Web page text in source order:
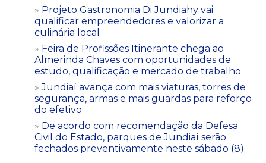
Projeto Gastronomia Di Jundiahy vai
qualificar empreendedores e valorizar a
culinária local
Feira de Profissões Itinerante chega ao
Almerinda Chaves com oportunidades de
estudo, qualificação e mercado de trabalho
Jundiaí avança com mais viaturas, torres de
segurança, armas e mais guardas para reforço
do efetivo
De acordo com recomendação da Defesa
Civil do Estado, parques de Jundiaí serão
fechados preventivamente neste sábado (8)